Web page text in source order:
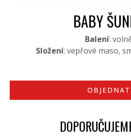
BABY
Balení:
Složení: vepřové maso,
OBJEDNAT